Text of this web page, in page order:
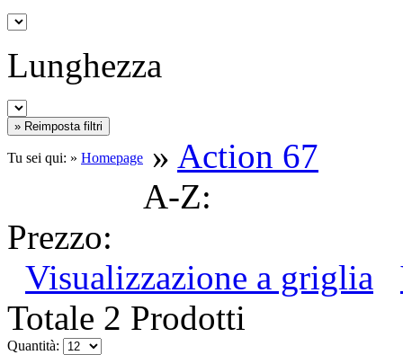
Lunghezza
Tu sei qui: » Homepage » Action 67
A-Z:
Prezzo:
Visualizzazione a griglia
Totale 2 Prodotti
Quantità: